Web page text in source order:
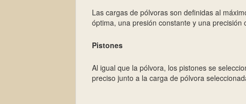
Las cargas de pólvoras son definidas al
óptima, una presión constante y una precisión
Pistones
Al igual que la pólvora, los pistones se
preciso junto a la carga de pólvora